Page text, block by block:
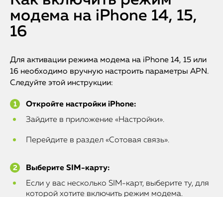
модема на iPhone 14, 15,
16
Для активации режима модема на iPhone 14, 15 или
16 необходимо вручную настроить параметры APN.
Следуйте этой инструкции:
Откройте настройки iPhone:
Зайдите в приложение «Настройки».
Перейдите в раздел «Сотовая связь».
Выберите SIM-карту:
Если у вас несколько SIM-карт, выберите ту, для
которой хотите включить режим модема.